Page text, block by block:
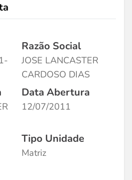
Razão Social
JOSE LANCASTER
CARDOSO DIAS
Data Abertura
12/07/2011
Tipo Unidade
Matriz